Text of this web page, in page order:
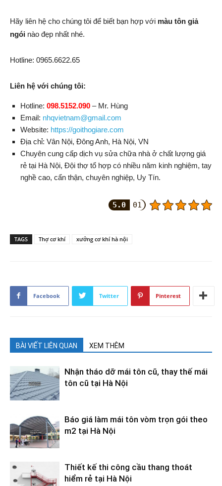
Hãy liên hệ cho chúng tôi để biết bạn hợp với màu tôn giả
ngói nào đẹp nhất nhé.
Hotline: 0965.6622.65
Liên hệ với chúng tôi:
Hotline: 098.5152.090 – Mr. Hùng
Email: nhqvietnam@gmail.com
Website: https://goithogiare.com
Địa chỉ: Vân Nội, Đông Anh, Hà Nội, VN
Chuyên cung cấp dịch vụ sửa chữa nhà ở chất lượng giá
rẻ tại Hà Nội, Đội thợ tổ hợp có nhiều năm kinh nghiệm, tay
nghề cao, cẩn thận, chuyên nghiệp, Uy Tín.
5.0 01
TAGS Thợ cơ khí xưởng cơ khí hà nội
Facebook Twitter Pinterest
BÀI VIẾT LIÊN QUAN XEM THÊM
Nhận tháo dỡ mái tôn cũ, thay thế mái
tôn cũ tại Hà Nội
Báo giá làm mái tôn vòm trọn gói theo
m2 tại Hà Nội
Thiết kế thi công cầu thang thoát
hiểm rẻ tại Hà Nội